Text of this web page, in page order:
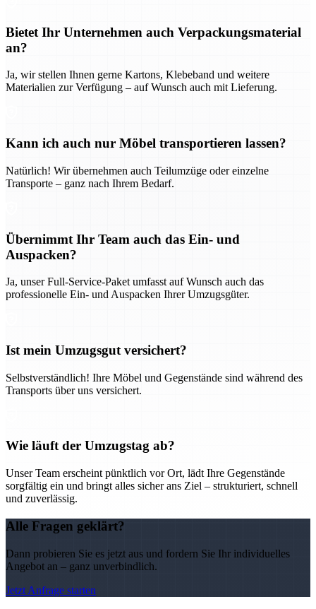
Bietet Ihr Unternehmen auch Verpackungsmaterial
an?
Ja, wir stellen Ihnen gerne Kartons, Klebeband und weitere
Materialien zur Verfügung – auf Wunsch auch mit Lieferung.
Kann ich auch nur Möbel transportieren lassen?
Natürlich! Wir übernehmen auch Teilumzüge oder einzelne
Transporte – ganz nach Ihrem Bedarf.
Übernimmt Ihr Team auch das Ein- und
Auspacken?
Ja, unser Full-Service-Paket umfasst auf Wunsch auch das
professionelle Ein- und Auspacken Ihrer Umzugsgüter.
Ist mein Umzugsgut versichert?
Selbstverständlich! Ihre Möbel und Gegenstände sind während des
Transports über uns versichert.
Wie läuft der Umzugstag ab?
Unser Team erscheint pünktlich vor Ort, lädt Ihre Gegenstände
sorgfältig ein und bringt alles sicher ans Ziel – strukturiert, schnell
und zuverlässig.
Alle Fragen geklärt?
Dann probieren Sie es jetzt aus und fordern Sie Ihr individuelles
Angebot an – ganz unverbindlich.
Jetzt Anfrage starten